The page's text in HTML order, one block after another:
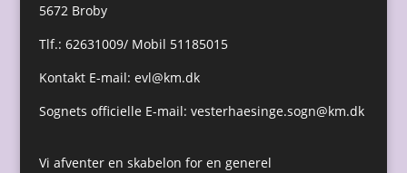
5672 Broby
Tlf.: 62631009/ Mobil 51185015
Kontakt E-mail: evl@km.dk
Sognets officielle E-mail: vesterhaesinge.sogn@km.dk
Vi afventer en skabelon for en generel